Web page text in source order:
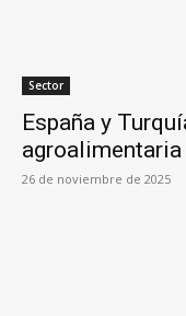
Sector
España y
agroalimentaria
26 de noviembre de 2025